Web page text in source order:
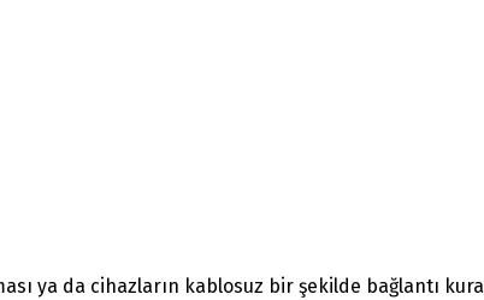
ya da cihazların kablosuz bir şekilde bağlantı